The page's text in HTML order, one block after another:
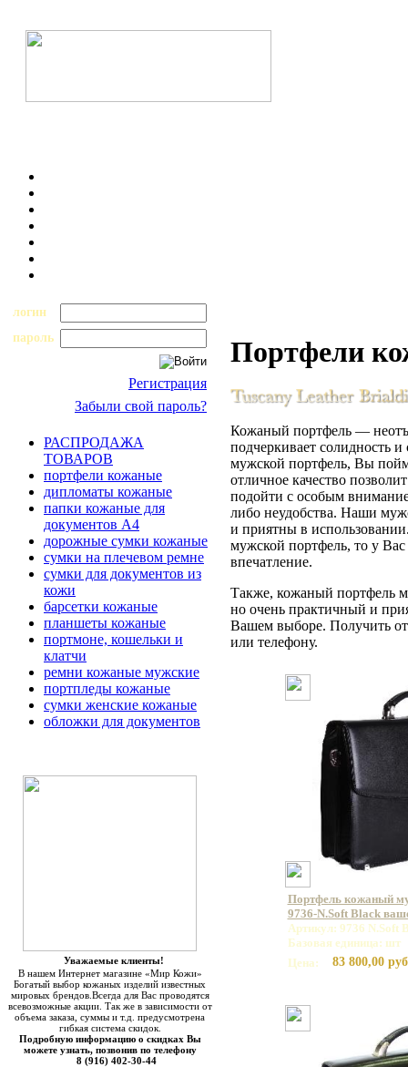
логин
пароль
Регистрация
Забыли свой пароль?
РАСПРОДАЖА
ТОВАРОВ
портфели кожаные
дипломаты кожаные
папки кожаные для
документов А4
дорожные сумки кожаные
сумки на плечевом ремне
сумки для документов из
кожи
барсетки кожаные
планшеты кожаные
портмоне, кошельки и
клатчи
ремни кожаные мужские
портпледы кожаные
сумки женские кожаные
обложки для документов
Уважаемые клиенты!
В нашем Интернет магазине «Мир Кожи»
Богатый выбор кожаных изделий известных
мировых брендов.Всегда для Вас проводятся
всевозможные акции. Так же в зависимости от
объема заказа, суммы и т.д. предусмотрена
гибкая система скидок.
Подробную информацию о скидках Вы
можете узнать, позвонив по телефону
8 (916) 402-30-44
Портфели
Кожаный портфель —
подчеркивает солидность
мужской портфель, Вы
отличное качество
подойти с особым
либо неудобства. Наши
и приятны в
мужской портфель, то у Вас
впечатление.
Также, кожаный портфель
но очень практичный и
Вашем выборе. Получить
или телефону.
Портфель кожаный
9736-N.Soft Black
Артикул: 9736 N.Soft
Базовая единица: шт
Цена:
83 800,00